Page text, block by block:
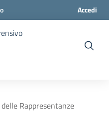
Accedi
Rappresentanze